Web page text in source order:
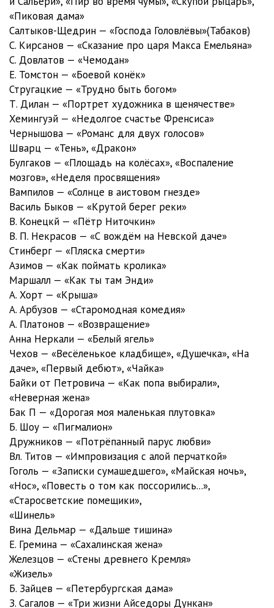
Часть 11 - 15.07.2002
Часть 12 - 16.07.2002 13:52
Часть 13 - 17.07.2002
Часть 14 - 18.07.2002
Часть 15 - 19.07.2002
Часть 16 - 22.07.2002
Часть 17 - 23.07.2002
Часть 18 - 24.07.2002
Часть 19 - 25.07.2002
Часть 20 - 26.07.2002
Часть 21 - 29.07.2002
Часть 22 - 30.07.2002
Часть 23 - 31.07.2002
Часть 24 - 01.08.2002
Часть 25 - 02.08.2002 14:03
Часть 26 - 05.08.2002
Часть 27 - 06.08.2002
Часть 28 - 07.08.2002
Часть 29 - 08.08.2002
Часть 30 - 09.08.2002
7/Предрассветный час
Предрассветный час (титры)
Предрассветный час
7/Ричард Бах - Чайка по имени Джонатан Ливингстон
Ричард Бах - Чайка по имени Джонатан Ливингстон 1
Ричард Бах - Чайка по имени Джонатан Ливингстон 2
«Пиковая дама»
Салтыков-Щедрин — «Господа Головлёвы»(Табаков)
С. Кирсанов — «Сказание про царя Макса Емельяна»
С. Довлатов — «Чемодан»
Е. Томстон — «Боевой конёк»
Стругацкие — «Трудно быть богом»
Т. Дилан — «Портрет художника в щенячестве»
Хемингуэй — «Недолгое счастье Френсиса»
Чернышова — «Романс для двух голосов»
Шварц — «Тень», «Дракон»
Булгаков — «Площадь на колёсах», «Воспаление
мозгов», «Неделя просвящения»
Вампилов — «Солнце в аистовом гнезде»
Василь Быков — «Крутой берег реки»
В. Конецкй — «Пётр Ниточкин»
В. П. Некрасов — «С вождём на Невской даче»
Стинберг — «Пляска смерти»
Азимов — «Как поймать кролика»
Маршалл — «Как ты там Энди»
А. Хорт — «Крыша»
А. Арбузов — «Старомодная комедия»
А. Платонов — «Возвращение»
Анна Неркали — «Белый ягель»
Чехов — «Весёленькое кладбище», «Душечка», «На
даче», «Первый дебют», «Чайка»
Байки от Петровича — «Как попа выбирали»,
«Неверная жена»
Бак П — «Дорогая моя маленькая плутовка»
Б. Шоу — «Пигмалион»
Дружников — «Потрёпанный парус любви»
Вл. Титов — «Импровизация с алой перчаткой»
Гоголь — «Записки сумашедшего», «Майская ночь»,
«Нос», «Повесть о том как поссорились...»,
«Старосветские помещики»,
«Шинель»
Вина Дельмар — «Дальше тишина»
Е. Гремина — «Сахалинская жена»
Железцов — «Стены древнего Кремля»
«Жизель»
Б. Зайцев — «Петербургская дама»
З. Сагалов — «Три жизни Айседоры Дункан»